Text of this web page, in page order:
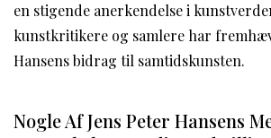
en stigende anerkendelse i
kunstkritikere og samlere har
Hansens bidrag til samtidskunsten.
Nogle Af Jens Peter Hansens